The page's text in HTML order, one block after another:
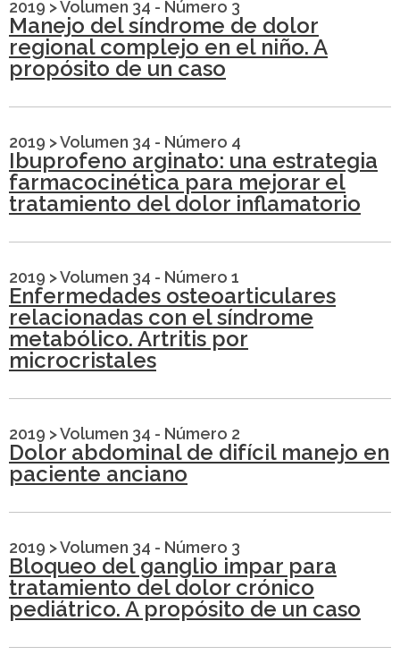
2019 >Volumen 34 - Número 3
Manejo del síndrome de dolor
regional complejo en el niño. A
propósito de un caso
2019 >Volumen 34 - Número 4
Ibuprofeno arginato: una estrategia
farmacocinética para mejorar el
tratamiento del dolor inflamatorio
2019 >Volumen 34 - Número 1
Enfermedades osteoarticulares
relacionadas con el síndrome
metabólico. Artritis por
microcristales
2019 >Volumen 34 - Número 2
Dolor abdominal de difícil manejo en
paciente anciano
2019 >Volumen 34 - Número 3
Bloqueo del ganglio impar para
tratamiento del dolor crónico
pediátrico. A propósito de un caso